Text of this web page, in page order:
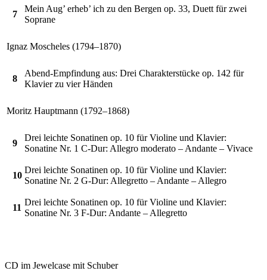
7
Mein Aug’ erheb’ ich zu den Bergen op. 33, Duett für zwei
Soprane
Ignaz Moscheles (1794–1870)
8
Abend-Empfindung aus: Drei Charakterstücke op. 142 für
Klavier zu vier Händen
Moritz Hauptmann (1792–1868)
9
Drei leichte Sonatinen op. 10 für Violine und Klavier:
Sonatine Nr. 1 C-Dur: Allegro moderato – Andante – Vivace
10
Drei leichte Sonatinen op. 10 für Violine und Klavier:
Sonatine Nr. 2 G-Dur: Allegretto – Andante – Allegro
11
Drei leichte Sonatinen op. 10 für Violine und Klavier:
Sonatine Nr. 3 F-Dur: Andante – Allegretto
CD im Jewelcase mit Schuber